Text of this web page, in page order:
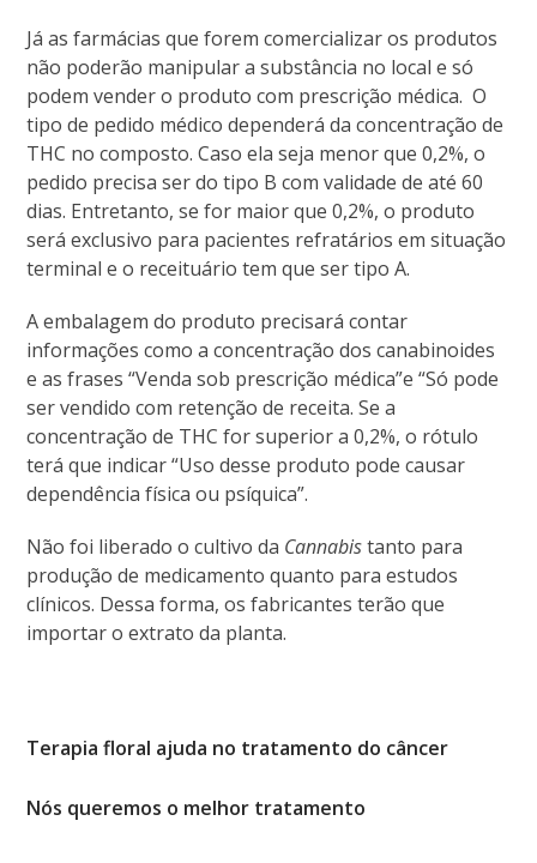
Já as farmácias que forem comercializar os produtos
não poderão manipular a substância no local e só
podem vender o produto com prescrição médica. O
tipo de pedido médico dependerá da concentração de
THC no composto. Caso ela seja menor que 0,2%, o
pedido precisa ser do tipo B com validade de até 60
dias. Entretanto, se for maior que 0,2%, o produto
será exclusivo para pacientes refratários em situação
terminal e o receituário tem que ser tipo A.
A embalagem do produto precisará contar
informações como a concentração dos canabinoides
e as frases “Venda sob prescrição médica”e “Só pode
ser vendido com retenção de receita. Se a
concentração de THC for superior a 0,2%, o rótulo
terá que indicar “Uso desse produto pode causar
dependência física ou psíquica”.
Não foi liberado o cultivo da Cannabistanto para
produção de medicamento quanto para estudos
clínicos. Dessa forma, os fabricantes terão que
importar o extrato da planta.
Terapia floral ajuda no tratamento do câncer
Nós queremos o melhor tratamento